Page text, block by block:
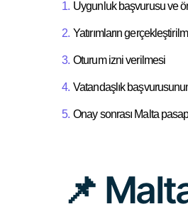
Uygunluk başvurusu ve
Yatırımların
Oturum izni verilmesi
Vatandaşlık
Onay sonrası Malta
📌